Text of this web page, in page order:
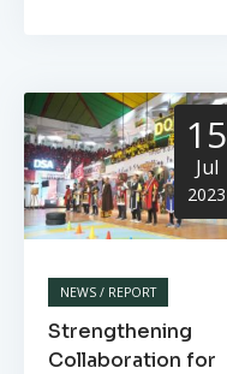
15
Jul
2023
NEWS / REPORT
Strengthening
Collaboration for